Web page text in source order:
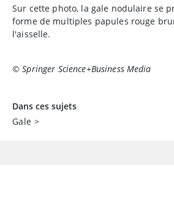
Sur cette photo, la gale nodulaire se
forme de multiples papules rouge
l'aisselle.
© Springer Science+Business Media
Dans ces sujets
Gale >